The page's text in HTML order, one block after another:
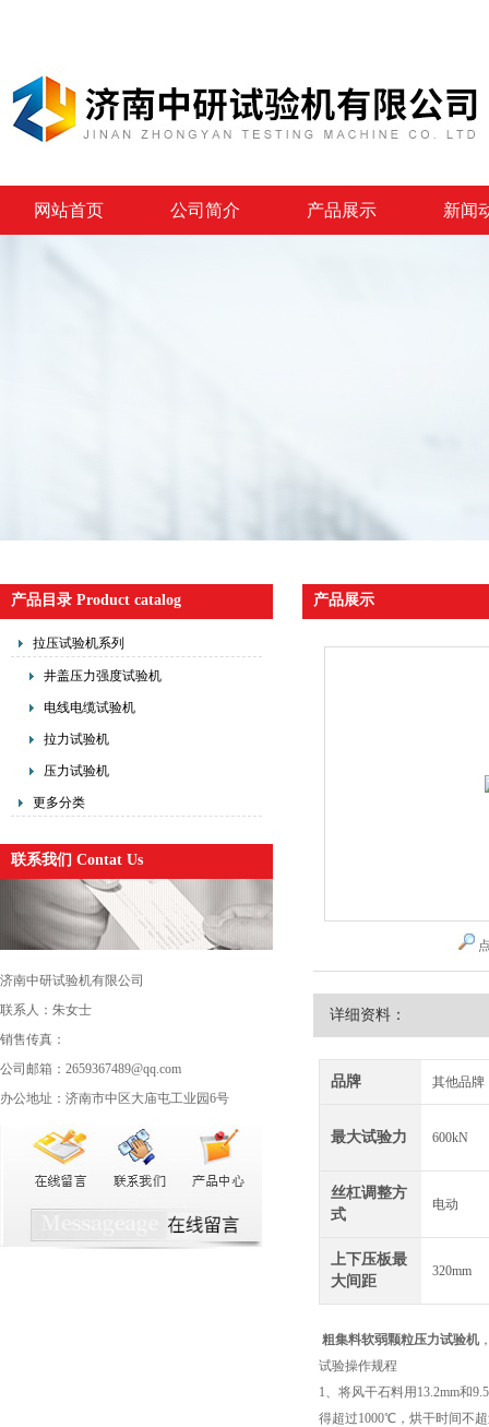
网站首页 公司简介 产品展示 新闻
产品目录 Product catalog
拉压试验机系列
井盖压力强度试验机
电线电缆试验机
拉力试验机
压力试验机
更多分类
联系我们 Contat Us
济南中研试验机有限公司
联系人：朱女士
销售传真：
公司邮箱：2659367489@qq.com
办公地址：济南市中区大庙屯工业园6号
产品展示
详细资料：
品牌 其他品牌
最大试验力 600kN
丝杠调整方
式
电动
上下压板最
大间距
320mm
粗集料软弱颗粒压力试验机
试验操作规程
1、将风干石料用13.2mm和
得超过1000℃，烘干时间不